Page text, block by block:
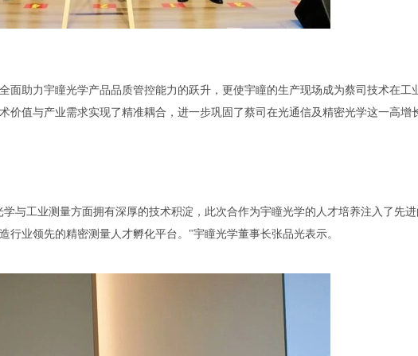
面助力宇瞳光学产品品质管控能力的跃升，更使宇瞳的生产现场成为蔡司技术在工
价值与产业需求实现了精准耦合，进一步巩固了蔡司在光通信及精密光学这一高增
与工业测量方面拥有深厚的技术积淀，此次合作为宇瞳光学的人才培养注入了先进
行业领先的精密测量人才孵化平台。"宇瞳光学董事长张品光表示。